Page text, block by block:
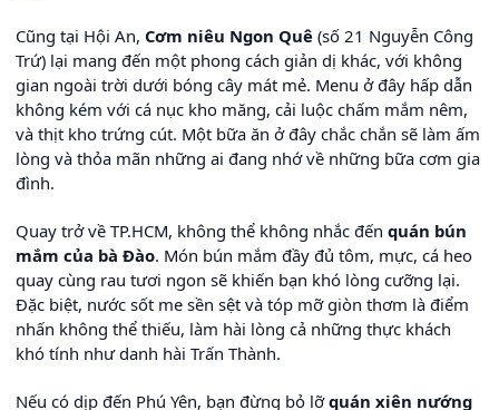
Cũng tại Hội An, Cơm niêu Ngon Quê (số 21 Nguyễn Công
Trứ) lại mang đến một phong cách giản dị khác, với không
gian ngoài trời dưới bóng cây mát mẻ. Menu ở đây hấp dẫn
không kém với cá nục kho măng, cải luộc chấm mắm nêm,
và thịt kho trứng cút. Một bữa ăn ở đây chắc chắn sẽ làm ấm
lòng và thỏa mãn những ai đang nhớ về những bữa cơm gia
đình.
Quay trở về TP.HCM, không thể không nhắc đến quán bún
mắm của bà Đào. Món bún mắm đầy đủ tôm, mực, cá heo
quay cùng rau tươi ngon sẽ khiến bạn khó lòng cưỡng lại.
Đặc biệt, nước sốt me sền sệt và tóp mỡ giòn thơm là điểm
nhấn không thể thiếu, làm hài lòng cả những thực khách
khó tính như danh hài Trấn Thành.
Nếu có dịp đến Phú Yên, bạn đừng bỏ lỡquán xiên nướng